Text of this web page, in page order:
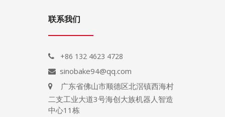
联系我们
 +86 132 4623 4728
 sinobake94@qq.com

广东省佛山市顺德区北滘镇西海村
二支工业大道3号海创大族机器人智造
中心11栋